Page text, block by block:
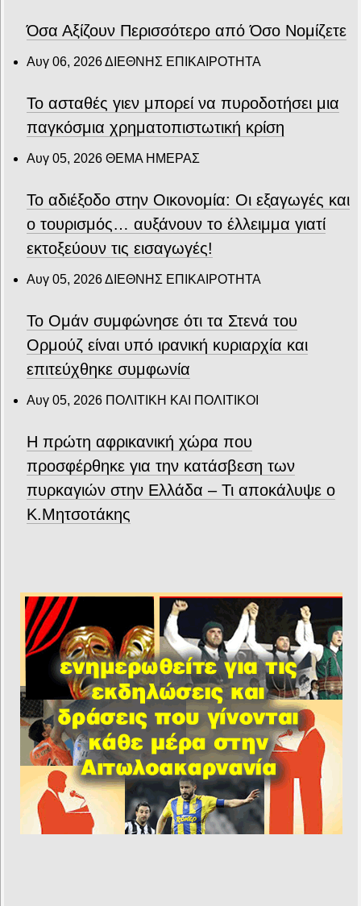
Όσα Αξίζουν Περισσότερο από Όσο Νομίζετε
Αυγ 06, 2026ΔΙΕΘΝΗΣ ΕΠΙΚΑΙΡΟΤΗΤΑ
Το ασταθές γιεν μπορεί να πυροδοτήσει μια
παγκόσμια χρηματοπιστωτική κρίση
Αυγ 05, 2026 ΘΕΜΑ ΗΜΕΡΑΣ
Το αδιέξοδο στην Οικονομία: Οι εξαγωγές και
ο τουρισμός… αυξάνουν το έλλειμμα γιατί
εκτοξεύουν τις εισαγωγές!
Αυγ 05, 2026ΔΙΕΘΝΗΣ ΕΠΙΚΑΙΡΟΤΗΤΑ
Το Ομάν συμφώνησε ότι τα Στενά του
Ορμούζ είναι υπό ιρανική κυριαρχία και
επιτεύχθηκε συμφωνία
Αυγ 05, 2026 ΠΟΛΙΤΙΚΗ ΚΑΙ ΠΟΛΙΤΙΚΟΙ
Η πρώτη αφρικανική χώρα που
προσφέρθηκε για την κατάσβεση των
πυρκαγιών στην Ελλάδα – Τι αποκάλυψε ο
Κ.Μητσοτάκης